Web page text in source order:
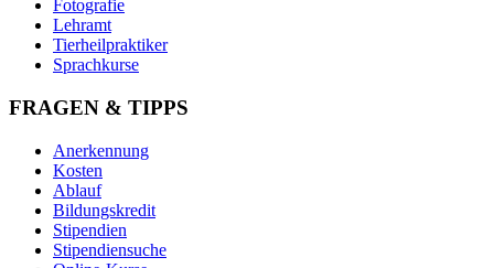
Fotografie
Lehramt
Tierheilpraktiker
Sprachkurse
FRAGEN & TIPPS
Anerkennung
Kosten
Ablauf
Bildungskredit
Stipendien
Stipendiensuche